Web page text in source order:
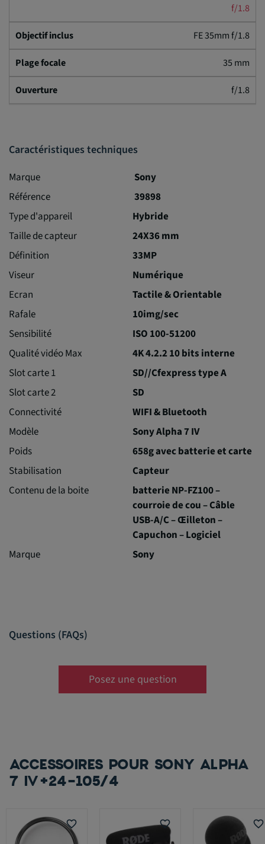
f/1.8
FE 35mm f/1.8
35 mm
f/1.8
Caractéristiques techniques
Marque
Sony
Référence
39898
Type d'appareil
Hybride
Taille de capteur
24X36 mm
Définition
33MP
Viseur
Numérique
Ecran
Tactile & Orientable
Rafale
10img/sec
Sensibilité
ISO 100-51200
Qualité vidéo Max
4K 4.2.2 10 bits interne
Slot carte 1
SD//Cfexpress type A
Slot carte 2
SD
Connectivité
WIFI & Bluetooth
Modèle
Sony Alpha 7 IV
Poids
658g avec batterie et carte
Stabilisation
Capteur
Contenu de la boite
batterie NP-FZ100 –
courroie de cou – Câble
USB-A/C – Œilleton –
Capuchon – Logiciel
Marque
Sony
Questions (FAQs)
Posez une question
ACCESSOIRES POUR SONY ALPHA
7 IV+24-105/4
favorite_border favorite_border favorite_border